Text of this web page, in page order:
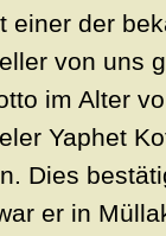
einer der
von uns
im Alter
Yaphet
Dies
er in